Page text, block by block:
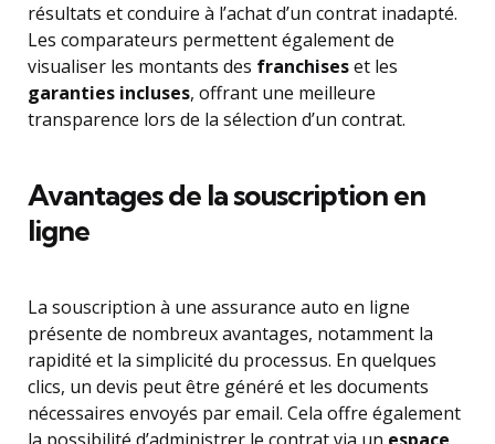
résultats et conduire à l’achat d’un contrat inadapté.
Les comparateurs permettent également de
visualiser les montants des franchiseset les
garanties incluses, offrant une meilleure
transparence lors de la sélection d’un contrat.
Avantages de la souscription en
ligne
La souscription à une assurance auto en ligne
présente de nombreux avantages, notamment la
rapidité et la simplicité du processus. En quelques
clics, un devis peut être généré et les documents
nécessaires envoyés par email. Cela offre également